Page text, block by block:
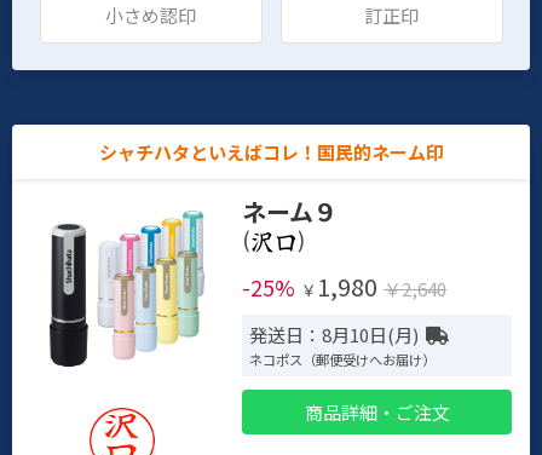
小さめ認印 訂正印
シャチハタといえばコレ！国民的ネーム印
ネーム９
(
)
-25% ￥ 1,980 ￥2,640
発送日：8月10日(月)
ネコポス（郵便受けへお届け）
商品詳細・ご注文